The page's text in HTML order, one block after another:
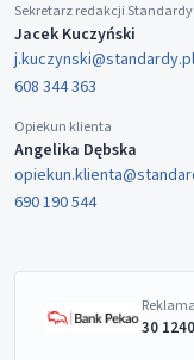
Sekretarz redakcji
Jacek Kuczyński
j.kuczynski@standardy.pl
608 344 363
Opiekun klienta
Angelika Dębska
690 190 544
30